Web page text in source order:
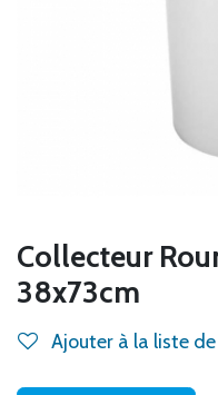
Collecteur
38x73cm
Ajouter à la liste